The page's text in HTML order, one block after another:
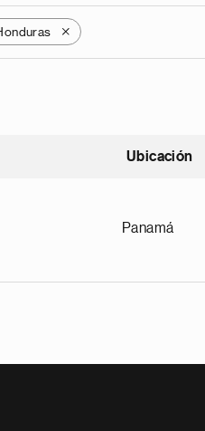
X
Ubicación
Panamá